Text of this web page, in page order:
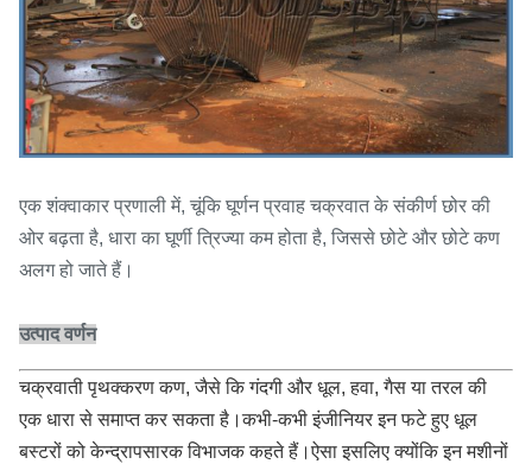
एक शंक्वाकार प्रणाली में, चूंकि घूर्णन प्रवाह चक्रवात के संकीर्ण छोर की
ओर बढ़ता है, धारा का घूर्णी त्रिज्या कम होता है, जिससे छोटे और छोटे कण
अलग हो जाते हैं।
उत्पाद वर्णन
चक्रवाती पृथक्करण कण, जैसे कि गंदगी और धूल, हवा, गैस या तरल की
एक धारा से समाप्त कर सकता है।कभी-कभी इंजीनियर इन फटे हुए धूल
बस्टरों को केन्द्रापसारक विभाजक कहते हैं।ऐसा इसलिए क्योंकि इन मशीनों